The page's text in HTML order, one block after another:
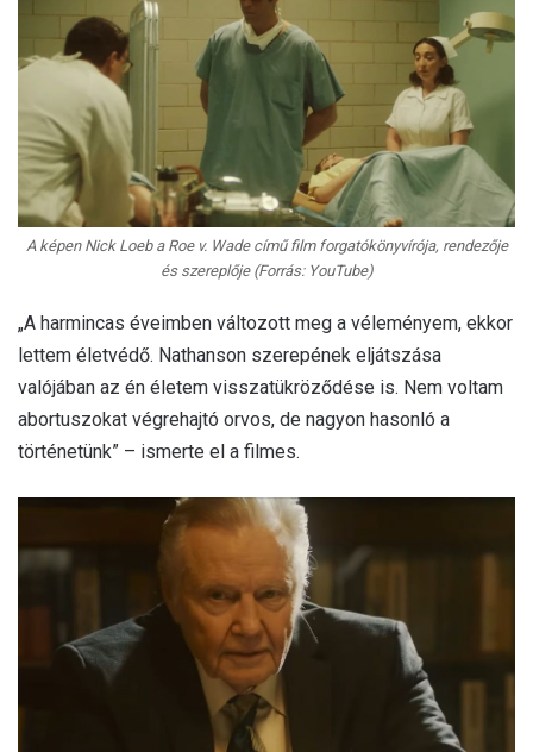
A képen Nick Loeb a Roe v. Wade című film forgatókönyvírója, rendezője
és szereplője (Forrás: YouTube)
„A harmincas éveimben változott meg a véleményem, ekkor
lettem életvédő. Nathanson szerepének eljátszása
valójában az én életem visszatükröződése is. Nem voltam
abortuszokat végrehajtó orvos, de nagyon hasonló a
történetünk” – ismerte el a filmes.